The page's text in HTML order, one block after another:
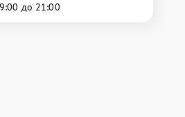
до 21:00